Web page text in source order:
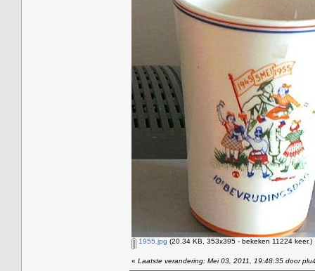
1955.jpg (20.34 KB, 353x395 - bekeken 11224 keer.)
« Laatste verandering: Mei 03, 2011, 19:48:35 door